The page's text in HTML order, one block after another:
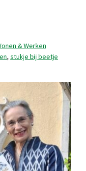
& Werken
, stukje bij beetje